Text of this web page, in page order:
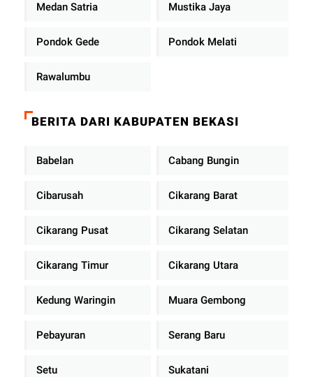
Medan Satria Mustika Jaya
Pondok Gede Pondok Melati
Rawalumbu
BERITA DARI KABUPATEN BEKASI
Babelan Cabang Bungin
Cibarusah Cikarang Barat
Cikarang Pusat Cikarang Selatan
Cikarang Timur Cikarang Utara
Kedung Waringin Muara Gembong
Pebayuran Serang Baru
Setu Sukatani